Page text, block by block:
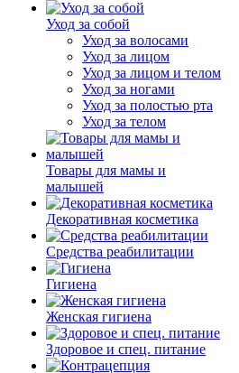
Уход за собой
Уход за волосами
Уход за лицом
Уход за лицом и телом
Уход за ногами
Уход за полостью рта
Уход за телом
Товары для мамы и
малышей
Декоративная косметика
Средства реабилитации
Гигиена
Женская гигиена
Здоровое и спец. питание